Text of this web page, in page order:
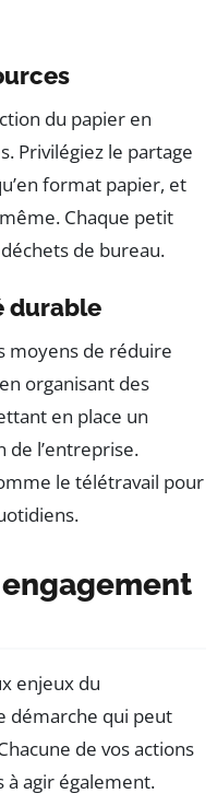
du papier en
Privilégiez le partage
format papier, et
Chaque petit
de bureau.
durable
moyens de réduire
organisant des
en place un
de l’entreprise.
le télétravail pour
enjeux du
démarche qui peut
de vos actions
à agir également.